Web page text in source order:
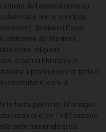
dell’associazione su
con le principali
da diversi Paesi
Istituzioni del territorio.
come religione
al pari di Ebraismo e
a promuovere in tutto il
universitarie, corsi di
le forze politiche, il Consiglio
per l’edificazione
sede nazionale di via